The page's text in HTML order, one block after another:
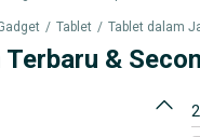
/ Tablet / Tablet dalam
&